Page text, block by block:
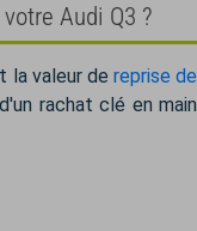
Audi Q3 ?
la valeur de reprise de
rachat clé en main